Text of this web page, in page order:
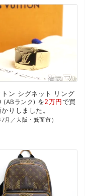
トン シグネット
リング
ABランク を2万円で買
り しました。
月／大阪・箕面市）